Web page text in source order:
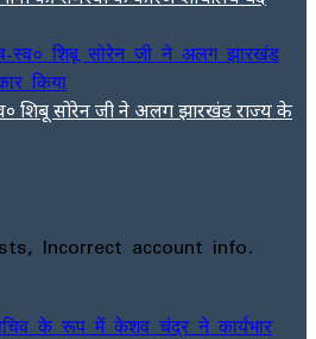
शिबू सोरेन जी ने अलग झारखंड राज्य के
Incorrect account info.